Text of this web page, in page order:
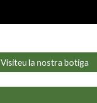
Visiteu la nostra botiga